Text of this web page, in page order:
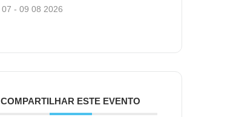
07 - 09 08 2026
COMPARTILHAR ESTE EVENTO